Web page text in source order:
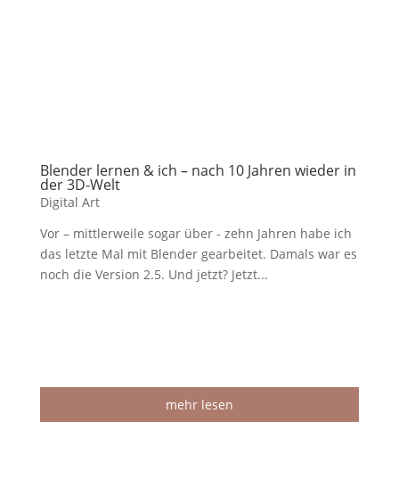
Blender lernen & ich – nach 10 Jahren wieder in
der 3D-Welt
Digital Art
Vor – mittlerweile sogar über - zehn Jahren habe ich
das letzte Mal mit Blender gearbeitet. Damals war es
noch die Version 2.5. Und jetzt? Jetzt...
mehr lesen